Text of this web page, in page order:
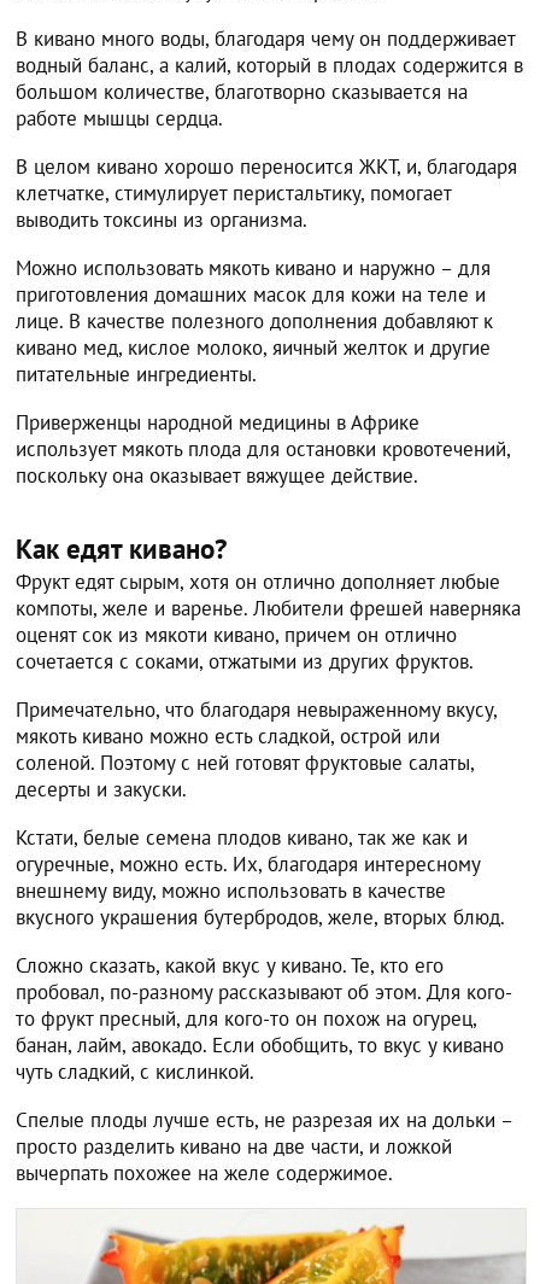
В кивано много воды, благодаря чему он поддерживает
водный баланс, а калий, который в плодах содержится в
большом количестве, благотворно сказывается на
работе мышцы сердца.
В целом кивано хорошо переносится ЖКТ, и, благодаря
клетчатке, стимулирует перистальтику, помогает
выводить токсины из организма.
Можно использовать мякоть кивано и наружно – для
приготовления домашних масок для кожи на теле и
лице. В качестве полезного дополнения добавляют к
кивано мед, кислое молоко, яичный желток и другие
питательные ингредиенты.
Приверженцы народной медицины в Африке
использует мякоть плода для остановки кровотечений,
поскольку она оказывает вяжущее действие.
Как едят кивано?
Фрукт едят сырым, хотя он отлично дополняет любые
компоты, желе и варенье. Любители фрешей наверняка
оценят сок из мякоти кивано, причем он отлично
сочетается с соками, отжатыми из других фруктов.
Примечательно, что благодаря невыраженному вкусу,
мякоть кивано можно есть сладкой, острой или
соленой. Поэтому с ней готовят фруктовые салаты,
десерты и закуски.
Кстати, белые семена плодов кивано, так же как и
огуречные, можно есть. Их, благодаря интересному
внешнему виду, можно использовать в качестве
вкусного украшения бутербродов, желе, вторых блюд.
Сложно сказать, какой вкус у кивано. Те, кто его
пробовал, по-разному рассказывают об этом. Для кого-
то фрукт пресный, для кого-то он похож на огурец,
банан, лайм, авокадо. Если обобщить, то вкус у кивано
чуть сладкий, с кислинкой.
Спелые плоды лучше есть, не разрезая их на дольки –
просто разделить кивано на две части, и ложкой
вычерпать похожее на желе содержимое.